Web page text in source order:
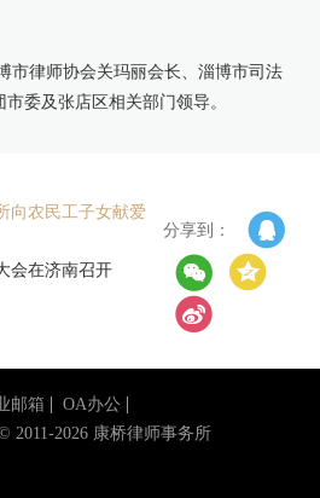
律师协会关玛丽会长、淄博市司法
委及张店区相关部门领导。
向农民工子女献爱
会在济南召开
分享到：
邮箱
OA办公
2011-2026 康桥律师事务所